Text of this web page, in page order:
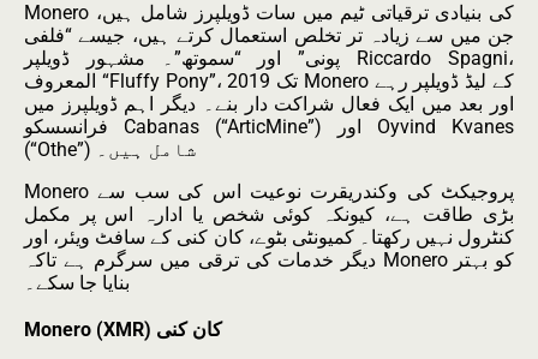
Monero کی بنیادی ترقیاتی ٹیم میں سات ڈویلپرز شامل ہیں،
جن میں سے زیادہ تر تخلص استعمال کرتے ہیں، جیسے “فلفی
پونی” اور “سموتھ”۔ مشہور ڈویلپر Riccardo Spagni،
المعروف “Fluffy Pony”، 2019 تک Monero کے لیڈ ڈویلپر رہے
اور بعد میں ایک فعال شراکت دار بنے۔ دیگر اہم ڈویلپرز میں
فرانسسکو Cabanas (“ArticMine”) اور Oyvind Kvanes
(“Othe”) شامل ہیں۔
Monero پروجیکٹ کی وکندریقرت نوعیت اس کی سب سے
بڑی طاقت ہے، کیونکہ کوئی شخص یا ادارہ اس پر مکمل
کنٹرول نہیں رکھتا۔ کمیونٹی بٹوے، کان کنی کے سافٹ ویئر، اور
دیگر خدمات کی ترقی میں سرگرم ہے تاکہ Monero کو بہتر
بنایا جا سکے۔
Monero (XMR) کان کنی